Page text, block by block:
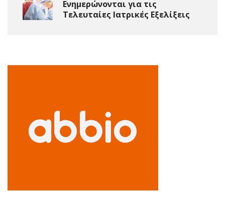
Ενημερώνονται για τις
Τελευταίες Ιατρικές Εξελίξεις